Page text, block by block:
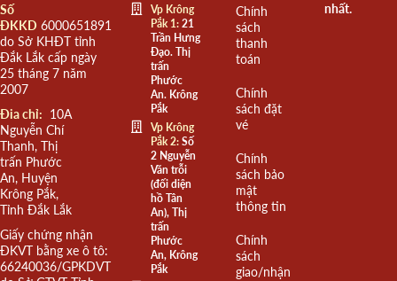
Số
ĐKKD 6000651891
do Sở KHĐT tỉnh
Đắk Lắk cấp ngày
25 tháng 7 năm
2007
Đia chỉ: 10A
Nguyễn Chí
Thanh, Thị
trấn Phước
An, Huyện
Krông Pắk,
Tỉnh Đắk Lắk
Giấy chứng nhận
ĐKVT bằng xe ô tô:
66240036/GPKDVT
Vp Krông
Pắk 1:21
Trần Hưng
Đạo. Thị
trấn
Phước
An. Krông
Pắk
Vp Krông
Pắk 2:Số
2 Nguyễn
Văn trỗi
(đối diện
hồ Tân
An), Thị
trấn
Phước
An, Krông
Pắk
Chính
sách
thanh
toán
Chính
sách đặt
vé
Chính
sách bảo
mật
thông tin
Chính
sách
giao/nhận
nhất.